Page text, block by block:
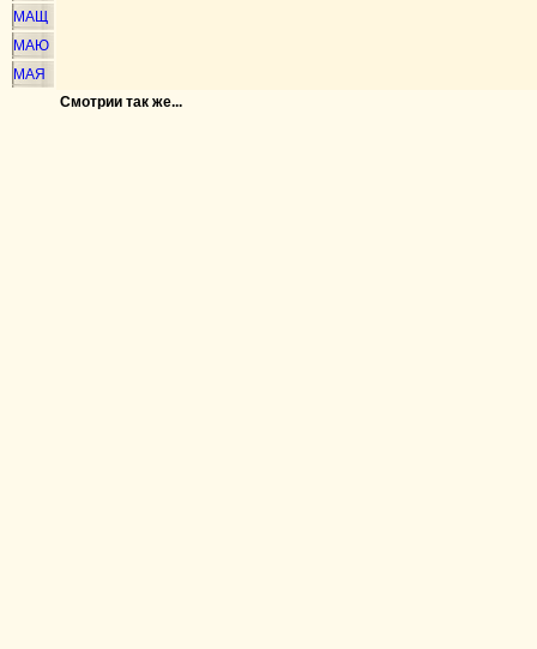
МАЩ
МАЮ
МАЯ
Смотрии так же...